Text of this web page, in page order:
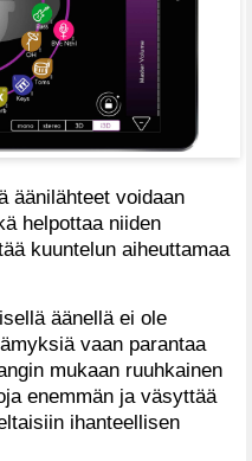
äänilähteet voidaan
helpottaa niiden
kuuntelun aiheuttamaa
äänellä ei ole
vaan parantaa
mukaan ruuhkainen
enemmän ja väsyttää
ihanteellisen